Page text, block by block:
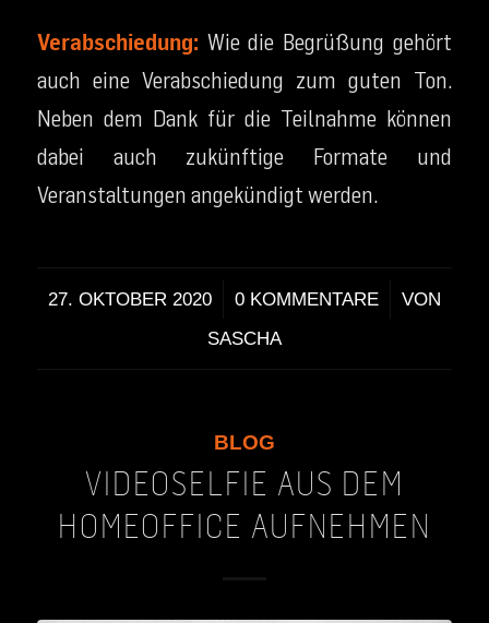
Verabschiedung: Wie die Begrüßung gehört
auch eine Verabschiedung zum guten Ton.
Neben dem Dank für die Teilnahme können
dabei auch zukünftige Formate und
Veranstaltungen angekündigt werden.
27. OKTOBER 2020
/ 0 KOMMENTARE
/
VON
SASCHA
BLOG
VIDEOSELFIE AUS DEM
HOMEOFFICE AUFNEHMEN